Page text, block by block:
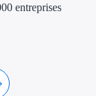
entreprises